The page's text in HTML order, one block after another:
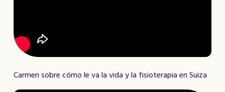
Carmen sobre cómo le va la vida y la fisioterapia en Suiza